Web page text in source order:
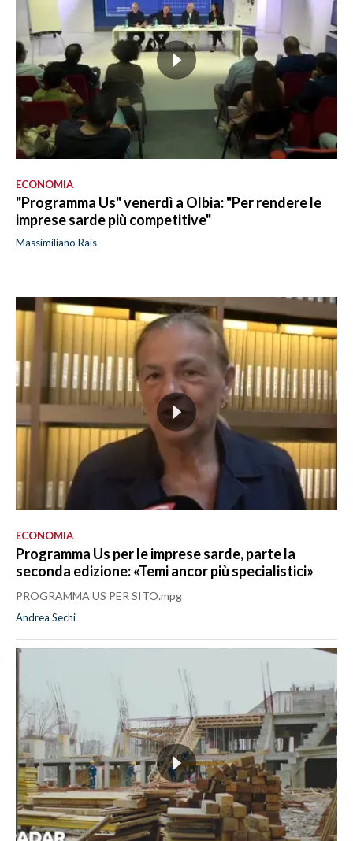
ECONOMIA
"Programma Us" venerdì a Olbia: "Per rendere le
imprese sarde più competitive"
Massimiliano Rais
ECONOMIA
Programma Us per le imprese sarde, parte la
seconda edizione: «Temi ancor più specialistici»
PROGRAMMA US PER SITO.mpg
Andrea Sechi